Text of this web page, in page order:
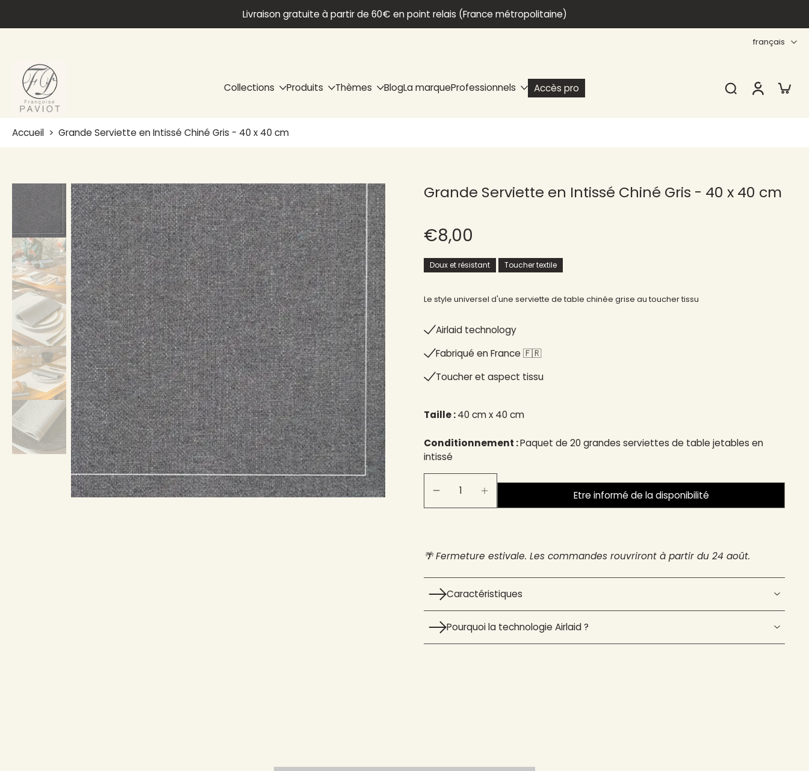
au
Livraison gratuite à partir de 60€ en point relais (France métropolitaine)
français
Collections Produits Thèmes BlogLa marqueProfessionnels Accès pro
Accueil > Grande Serviette en Intissé Chiné Gris - 40 x 40 cm
Passer
aux
informations
sur
le
produit
Grande Serviette en Intissé Chiné Gris - 40 x 40 cm
€8,00
Doux et résistant Toucher textile
Le style universel d'une serviette de table chinée grise au toucher tissu
Airlaid technology
Fabriqué en France 🇫🇷​
Toucher et aspect tissu
Taille :40 cm x 40 cm
Conditionnement :Paquet de 20 grandes serviettes de table jetables en
intissé
Etre informé de la disponibilité
🌴 Fermeture estivale. Les commandes rouvriront à partir du 24 août.
Caractéristiques
Pourquoi la technologie Airlaid ?